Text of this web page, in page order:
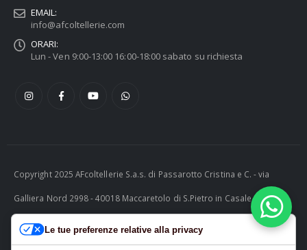
EMAIL:
info@afcoltellerie.com
ORARI:
Lun - Ven 9:00-13:00 16:00-18:00 sabato su richiesta
Copyright 2025 AFcoltellerie S.a.s. di Passarotto Cristina e C. - via
Galliera Nord 2998 - 40018 Maccaretolo di S.Pietro in Casale (BO) -
ITALY P.I. 04230081202 | tel. +39 051 811732 | e-mail:
info@afcoltellerie.com -- Powered by Cosmobile Srl
Le tue preferenze relative alla privacy